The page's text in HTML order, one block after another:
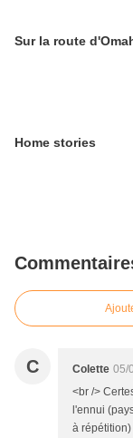
Sur la route
Home stories
C Colette 05/
<br />
l'ennui
à